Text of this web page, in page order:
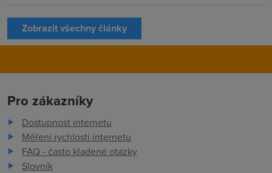
Zobrazit všechny články
Pro zákazníky
Dostupnost internetu
Měření rychlosti internetu
FAQ - často kladené otázky
Slovník